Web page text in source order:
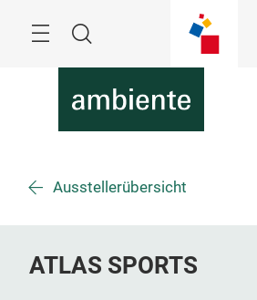
Suche
Ausstellerübersicht
ATLAS SPORTS